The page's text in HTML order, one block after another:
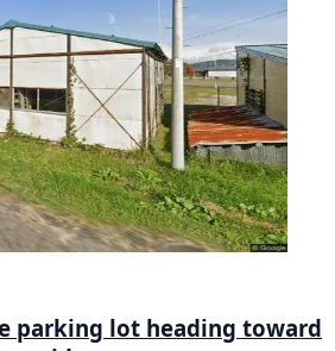
parking lot heading toward